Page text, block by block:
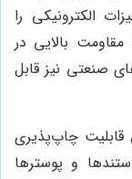
الکترونیکی را
بالایی در
صنعتی نیز قابل
چاپ‌پذیری
استندها و پوسترها